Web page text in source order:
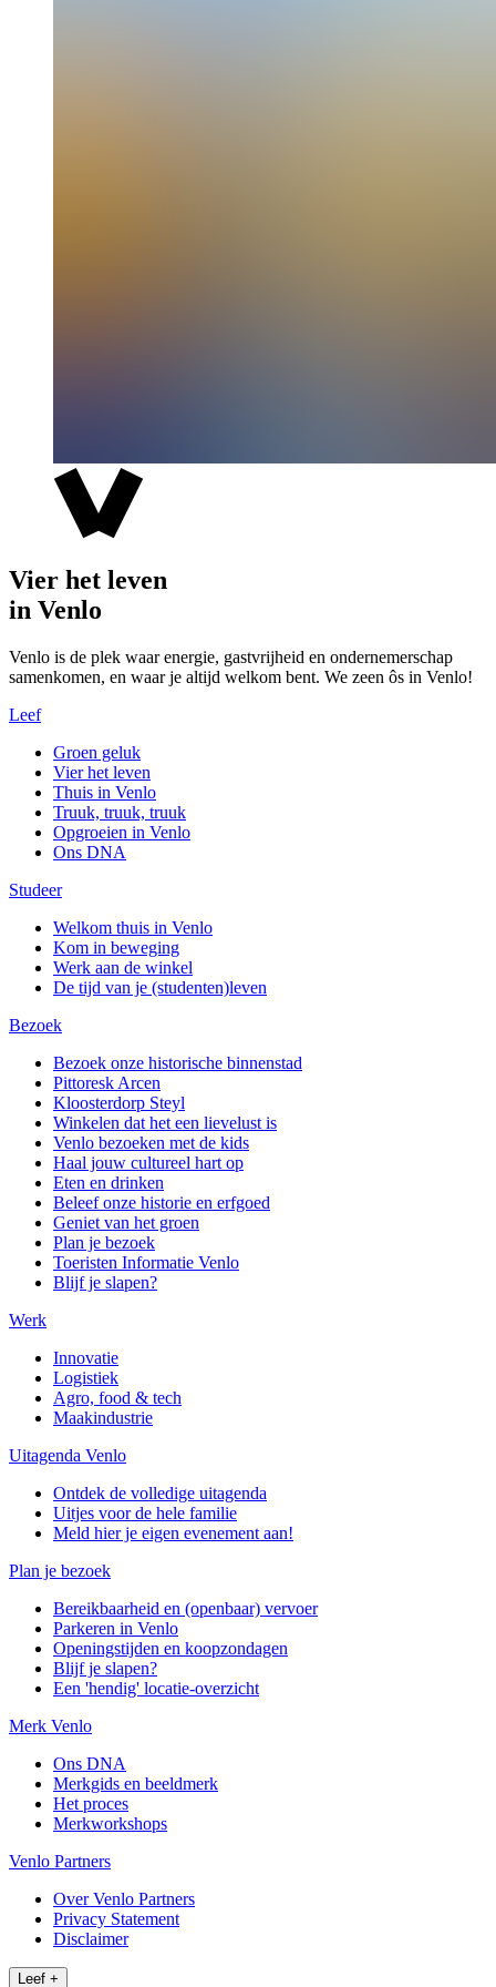
Vier het leven
in Venlo
Venlo is de plek waar energie, gastvrijheid en ondernemerschap
samenkomen, en waar je altijd welkom bent. We zeen ôs in Venlo!
Leef
Groen geluk
Vier het leven
Thuis in Venlo
Truuk, truuk, truuk
Opgroeien in Venlo
Ons DNA
Studeer
Welkom thuis in Venlo
Kom in beweging
Werk aan de winkel
De tijd van je (studenten)leven
Bezoek
Bezoek onze historische binnenstad
Pittoresk Arcen
Kloosterdorp Steyl
Winkelen dat het een lievelust is
Venlo bezoeken met de kids
Haal jouw cultureel hart op
Eten en drinken
Beleef onze historie en erfgoed
Geniet van het groen
Plan je bezoek
Toeristen Informatie Venlo
Blijf je slapen?
Werk
Innovatie
Logistiek
Agro, food & tech
Maakindustrie
Uitagenda Venlo
Ontdek de volledige uitagenda
Uitjes voor de hele familie
Meld hier je eigen evenement aan!
Plan je bezoek
Bereikbaarheid en (openbaar) vervoer
Parkeren in Venlo
Openingstijden en koopzondagen
Blijf je slapen?
Een 'hendig' locatie-overzicht
Merk Venlo
Ons DNA
Merkgids en beeldmerk
Het proces
Merkworkshops
Venlo Partners
Over Venlo Partners
Privacy Statement
Disclaimer
Leef +